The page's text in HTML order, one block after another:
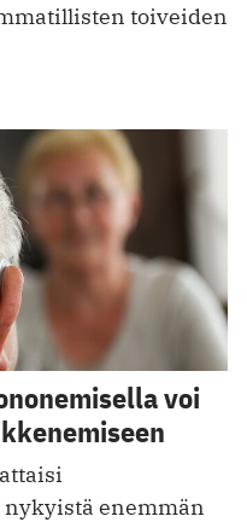
toiveiden
voi
­enemmän